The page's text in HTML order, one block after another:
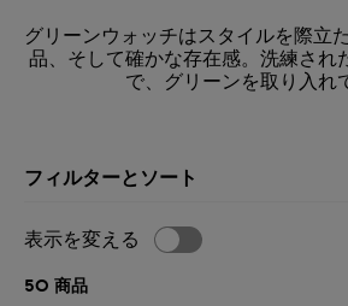
グリーンウォッチはスタイルを際立
品、そして確かな存在感。洗練され
で、グリーンを取り入れ
フィルターとソート
表示を変える
50 商品